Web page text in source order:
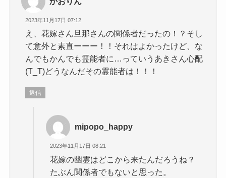
2023年11月17日 07:12
え、花嫁さん旦那さんの関係者だったの！？そし
て意外と素直ーーー！！それはよかったけど、な
んでもかんでも霊能者に…っていうあきさん心配
(T_T)どうなんだその霊能者は！！！
返信
mipopo_happy
2023年11月17日 08:21
花嫁の幽霊はどこから来たんだろうね？
たぶん関係者でもないと思った。